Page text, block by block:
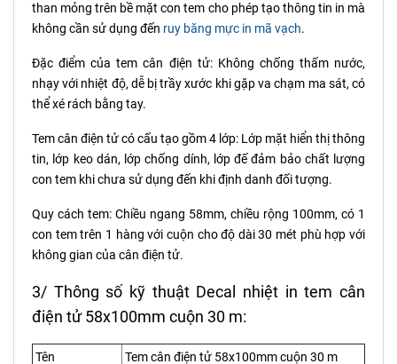
than mỏng trên bề mặt con tem cho phép tạo thông tin in mà
không cần sử dụng đến ruy băng mực in mã vạch.
Đặc điểm của tem cân điện tử: Không chống thấm nước,
nhạy với nhiệt độ, dễ bị trầy xước khi gặp va chạm ma sát, có
thể xé rách bằng tay.
Tem cân điện tử có cấu tạo gồm 4 lớp: Lớp mặt hiển thị thông
tin, lớp keo dán, lớp chống dính, lớp đế đảm bảo chất lượng
con tem khi chưa sử dụng đến khi định danh đối tượng.
Quy cách tem: Chiều ngang 58mm, chiều rộng 100mm, có 1
con tem trên 1 hàng với cuộn cho độ dài 30 mét phù hợp với
không gian của cân điện tử.
3/ Thông số kỹ thuật Decal nhiệt in tem cân
điện tử 58x100mm cuộn 30 m:
Tên
Tem cân điện tử 58x100mm cuộn 30 m